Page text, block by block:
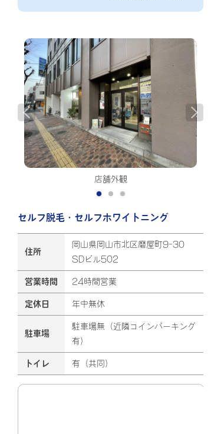
店舗外観
セルフ脱毛・セルフホワイトニング
住所
岡山県岡山市北区磨屋町9-30
SDビル502
営業時間 24時間営業
定休日 年中無休
駐車場
駐車場無（近隣コインパーキング
有）
トイレ 有（共同）